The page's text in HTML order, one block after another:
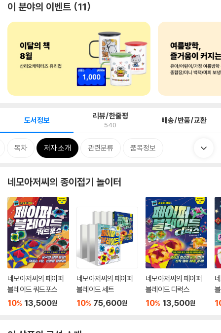
이 분야의 이벤트 11
도서정보 리뷰/한줄평
540 배송/반품/교환
목차 저자 소개 관련분류 품목정보
네모아저씨의 종이접기 놀이터
네모아저씨의 페이퍼
블레이드 쿼드포스
10% 13,500원
네모아저씨의 페이퍼
블레이드 세트
10% 75,600원
네모아저씨의 페이퍼
블레이드 디럭스
10% 13,500원